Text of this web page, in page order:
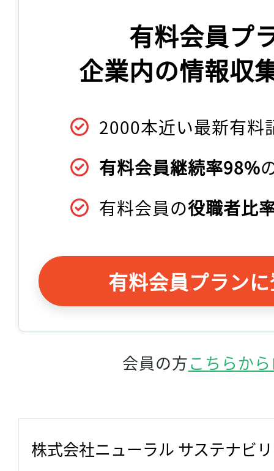
有料会員プ
企業内の情報収
2000本近い最新有料
有料会員継続率98%
有料会員の役職者比
有料会員プラン
会員の方こちらか
株式会社ニューラル サステナビ